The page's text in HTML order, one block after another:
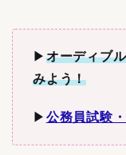
▶︎ オーディブ
みよう！
▶︎ 公務員試験